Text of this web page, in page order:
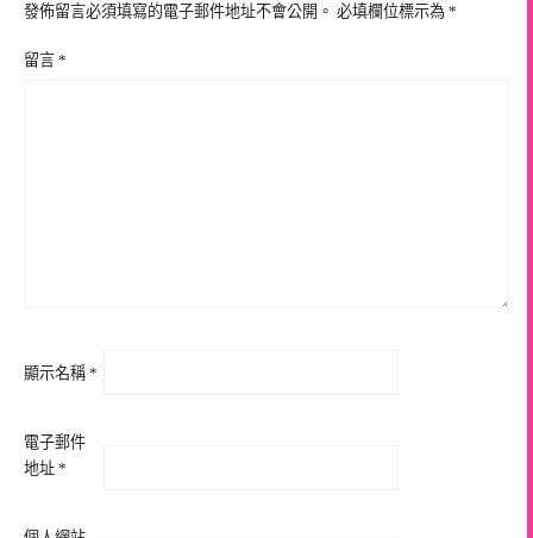
發佈留言必須填寫的電子郵件地址不會公開。 必填欄位標示為 *
留言 *
顯示名稱 *
電子郵件
地址 *